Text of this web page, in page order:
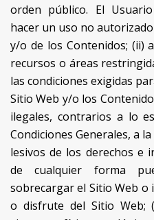
orden público. El
hacer un uso no
y/o de los Contenidos; (ii)
recursos o áreas
las condiciones exigidas
Sitio Web y/o los
ilegales, contrarios a lo
Condiciones Generales, a
lesivos de los derechos e
de cualquier forma
sobrecargar el Sitio Web
o disfrute del Sitio Web;